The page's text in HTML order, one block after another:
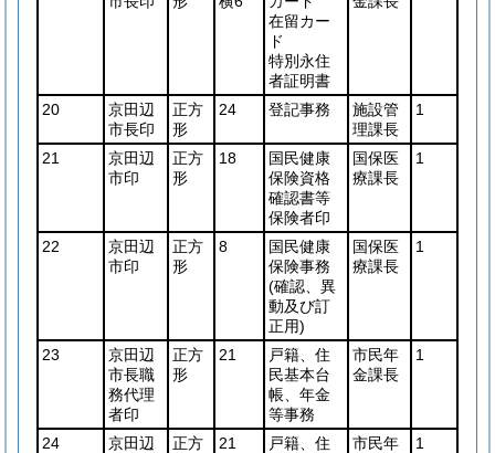
在留カー
ド
特別永住
者証明書
20
京田辺
市長印
正方
形
24 登記事務
施設管
理課長
1
21
京田辺
市印
正方
形
18
国民健康
保険資格
確認書等
保険者印
国保医
療課長
1
22
京田辺
市印
正方
形
8
国民健康
保険事務
(確認、異
動及び訂
正用)
国保医
療課長
1
23
京田辺
市長職
務代理
者印
正方
形
21
戸籍、住
民基本台
帳、年金
等事務
市民年
金課長
1
24
京田辺
正方
21
戸籍、住
市民年
1